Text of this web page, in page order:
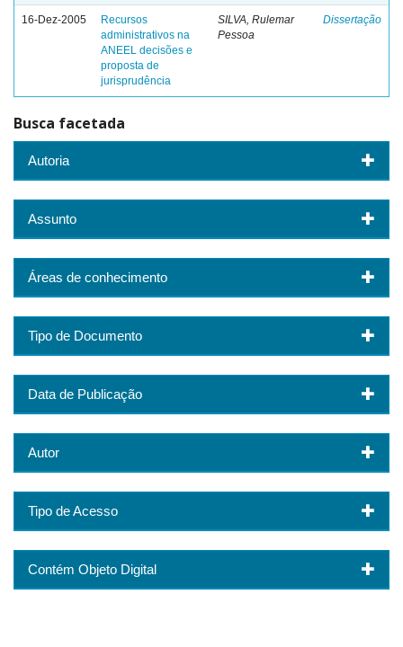
16-Dez-2005
Recursos
administrativos na
ANEEL decisões e
proposta de
jurisprudência
SILVA, Rulemar
Pessoa
Dissertação
Busca facetada
Autoria
Assunto
Áreas de conhecimento
Tipo de Documento
Data de Publicação
Autor
Tipo de Acesso
Contém Objeto Digital